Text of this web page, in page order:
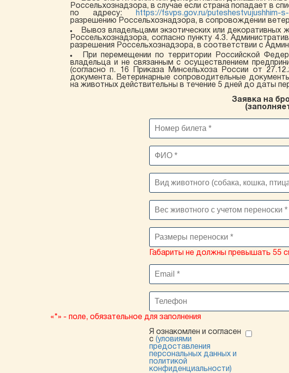
Россельхознадзора, в случае если страна попадает в
по адресу:
https://fsvps.gov.ru/puteshestvujushhim-
разрешению Россельхознадзора, в сопровождении
Вывоз владельцами экзотических или
Россельхознадзора, согласно пункту 4.3.
разрешения Россельхознадзора, в соответствии с
При перемещении по территории Российской
владельца и не связанным с осуществлением
(согласно п. 16 Приказа Минсельхоза России от
документа. Ветеринарные сопроводительные
на животных действительны в течение 5 дней до даты
Заявка на
Габариты не должны превышать 55
«*» - поле, обязательное для заполнения
Я ознакомлен и согласен
с (уловиями
предоставления
персональных данных и
политикой
конфиденциальности)